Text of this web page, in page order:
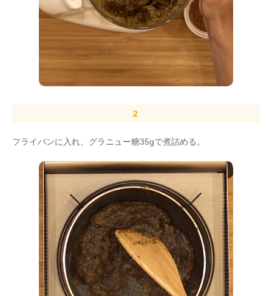
フライパンに入れ、グラニュー糖35gで煮詰める。